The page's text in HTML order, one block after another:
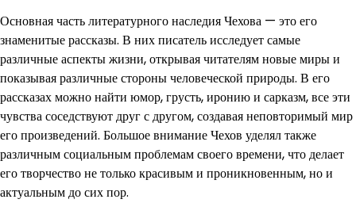
Основная часть литературного наследия Чехова — это его
знаменитые рассказы. В них писатель исследует самые
различные аспекты жизни, открывая читателям новые миры и
показывая различные стороны человеческой природы. В его
рассказах можно найти юмор, грусть, иронию и сарказм, все эти
чувства соседствуют друг с другом, создавая неповторимый мир
его произведений. Большое внимание Чехов уделял также
различным социальным проблемам своего времени, что делает
его творчество не только красивым и проникновенным, но и
актуальным до сих пор.